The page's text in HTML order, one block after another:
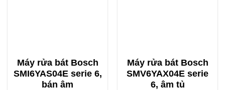
Máy rửa bát Bosch
SMI6YAS04E serie 6,
bán âm
Máy rửa bát Bosch
SMV6YAX04E serie
6, âm tủ